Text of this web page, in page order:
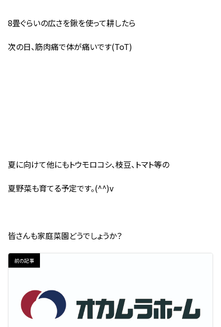
8畳ぐらいの広さを鍬を使って耕したら
次の日、筋肉痛で体が痛いです(ToT)
夏に向けて他にもトウモロコシ、枝豆、トマト等の
夏野菜も育てる予定です。(^^)v
皆さんも家庭菜園どうでしょうか？
前の記事